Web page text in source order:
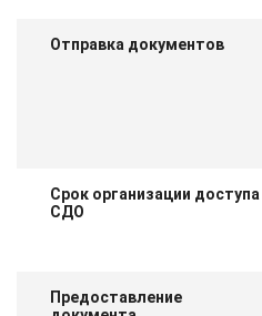
Отправка документов
Срок организации доступа
СДО
Предоставление